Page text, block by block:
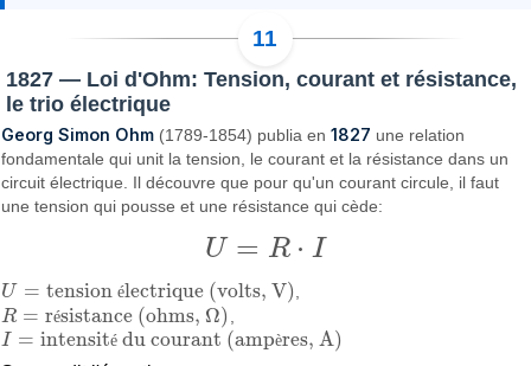
1827 — Loi d'Ohm: Tension, courant et résistance,
le trio électrique
Georg Simon Ohm (1789-1854) publia en1827 une relation
fondamentale qui unit la tension, le courant et la résistance dans un
circuit électrique. Il découvre que pour qu'un courant circule, il faut
une tension qui pousse et une résistance qui cède:
U = R ⋅ I
U= R⋅I
U = tension électrique (volts, V)
U= tension électrique (volts, V)
R = résistance (ohms, Ω)
R= résistance (ohms, Ω)
I = intensité du courant (ampères, A)
I= intensité du courant (ampères, A)